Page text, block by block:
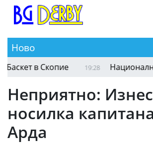
Ново
в Скопие 19:28 Националният
Неприятно:
носилка
Арда